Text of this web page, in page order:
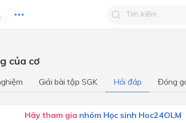
của cơ
Giải bài tập SGK Hỏi đáp Đóng
Hãy tham gia nhóm Học sinh Hoc24OLM